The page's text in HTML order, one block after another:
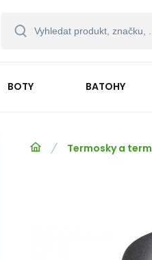
BOTY BATOHY
Termosky a